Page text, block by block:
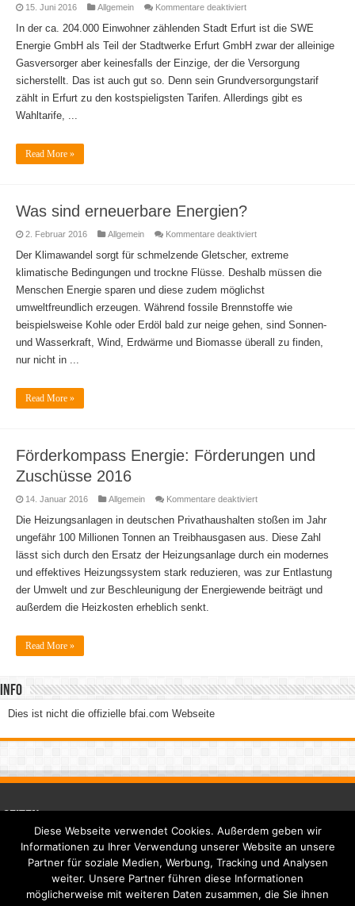
15. Juni 2016 Allgemein Kommentare deaktiviertfür
steht
es
mit
Gaspreisen
lohnt
sich
ein
In der ca. 204.000 Einwohner zählenden Stadt Erfurt ist die SWE
Energie GmbH als Teil der Stadtwerke Erfurt GmbH zwar der alleinige
Gasversorger aber keinesfalls der Einzige, der die Versorgung
sicherstellt. Das ist auch gut so. Denn sein Grundversorgungstarif
zählt in Erfurt zu den kostspieligsten Tarifen. Allerdings gibt es
Wahltarife, ...
Read More »
Was sind erneuerbare Energien?
2. Februar 2016 Allgemein Kommentare deaktiviertfür
sind
erneuerbare
Energien?
Der Klimawandel sorgt für schmelzende Gletscher, extreme
klimatische Bedingungen und trockne Flüsse. Deshalb müssen die
Menschen Energie sparen und diese zudem möglichst
umweltfreundlich erzeugen. Während fossile Brennstoffe wie
beispielsweise Kohle oder Erdöl bald zur neige gehen, sind Sonnen-
und Wasserkraft, Wind, Erdwärme und Biomasse überall zu finden,
nur nicht in ...
Read More »
Förderkompass Energie: Förderungen und
Zuschüsse 2016
14. Januar 2016 Allgemein Kommentare deaktiviertfür
Energie:
Förderungen
und
2016
Die Heizungsanlagen in deutschen Privathaushalten stoßen im Jahr
ungefähr 100 Millionen Tonnen an Treibhausgasen aus. Diese Zahl
lässt sich durch den Ersatz der Heizungsanlage durch ein modernes
und effektives Heizungssystem stark reduzieren, was zur Entlastung
der Umwelt und zur Beschleunigung der Energiewende beiträgt und
außerdem die Heizkosten erheblich senkt.
Read More »
Info
Dies ist nicht die offizielle bfai.com Webseite
Seiten
Strom News
Diese Webseite verwendet Cookies. Außerdem geben wir
Informationen zu Ihrer Verwendung unserer Website an unsere
Partner für soziale Medien, Werbung, Tracking und Analysen
weiter. Unsere Partner führen diese Informationen
möglicherweise mit weiteren Daten zusammen, die Sie ihnen